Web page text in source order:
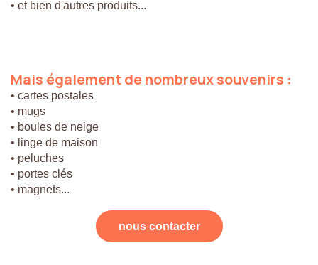
• et bien d'autres produits...
Mais égalementdenombreuxsouvenirs :
• cartes postales
• mugs
• boules de neige
• linge de maison
• peluches
• portes clés
• magnets...
nous contacter